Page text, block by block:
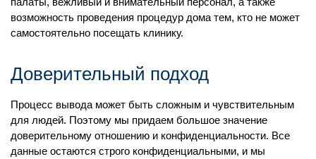
возможность проведения процедур дома тем, кто не может
самостоятельно посещать клинику.
Доверительный подход
Процесс вывода может быть сложным и чувствительным
для людей. Поэтому мы придаем большое значение
доверительному отношению и конфиденциальности. Все
данные остаются строго конфиденциальными, и мы